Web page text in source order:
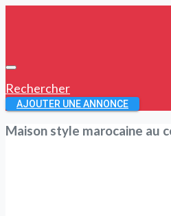
Rechercher
AJOUTER UNE ANNONCE
Maison style marocaine au